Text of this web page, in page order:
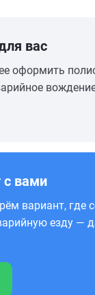
вас
оформить
с вами
вариант, где
езду —